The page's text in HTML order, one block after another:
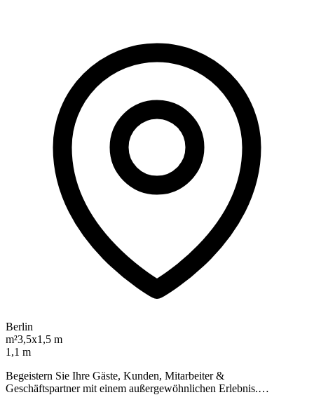
Berlin
m²3,5x1,5 m
1,1 m
Begeistern Sie Ihre Gäste, Kunden, Mitarbeiter &
Geschäftspartner mit einem außergewöhnlichen Erlebnis.…